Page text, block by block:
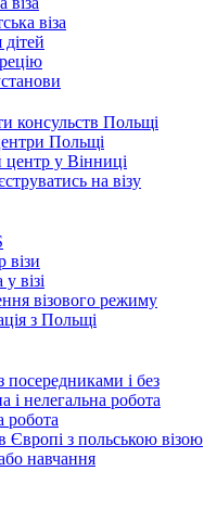
віза
дітей
консульств Польщі
Польщі
центр у Вінниці
на візу
візи
візі
візового режиму
з Польщі
посередниками і без
і нелегальна робота
робота
Європі з польською візою
навчання